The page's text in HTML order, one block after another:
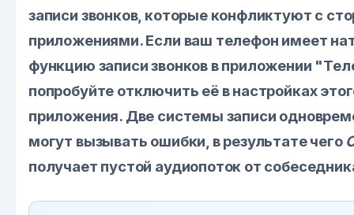
записи звонков, которые конфликтуют с
приложениями. Если ваш телефон имеет
функцию записи звонков в приложении
попробуйте отключить её в настройках
приложения. Две системы записи
могут вызывать ошибки, в результате чего
получает пустой аудиопоток от